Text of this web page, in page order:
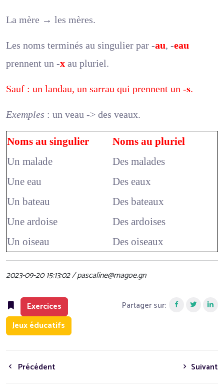
La mère → les mères.
Les noms terminés au singulier par -au, -eau
prennent un -x au pluriel.
Sauf : un landau, un sarrau qui prennent un -s.
Exemples : un veau -> des veaux.
Noms au singulier
Noms au pluriel
Un malade
Des malades
Une eau
Des eaux
Un bateau
Des bateaux
Une ardoise
Des ardoises
Un oiseau
Des oiseaux
2023-09-20 15:13:02 / pascaline@magoe.gn
Exercices
Jeux éducatifs
Partager sur:
Précédent Suivant